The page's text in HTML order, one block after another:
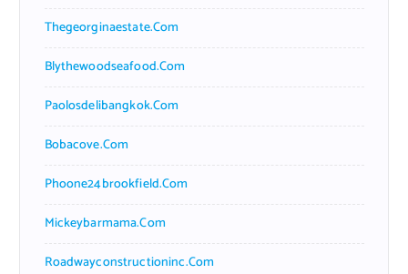
Thegeorginaestate.com
Blythewoodseafood.com
Paolosdelibangkok.com
Bobacove.com
Phoone24brookfield.com
Mickeybarmama.com
Roadwayconstructioninc.com